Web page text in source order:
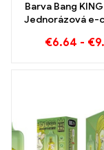
Barva Bang
Jednorázová e-
kombinace
€6.64 - €